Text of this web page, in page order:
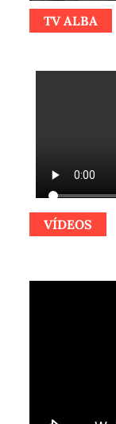
TV ALBA
VÍDEOS